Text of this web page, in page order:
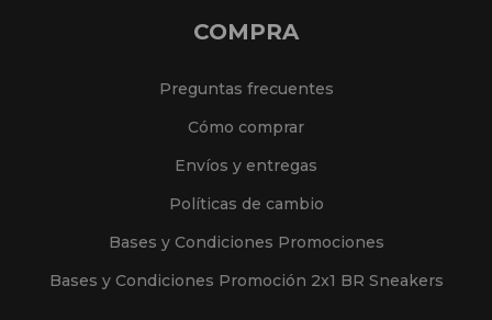
COMPRA
Preguntas frecuentes
Cómo comprar
Envíos y entregas
Políticas de cambio
Bases y Condiciones Promociones
Bases y Condiciones Promoción 2x1 BR Sneakers